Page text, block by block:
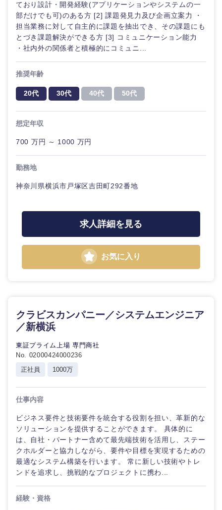
海外
ており設計・開発経験(アプリケーションやシステムの一
部だけでも可)のある方 [2] 課題発見力及び企画立案力 ・
担当業務に対して自主的に課題を抽出でき、その課題にも
とづき課題解決ができる方 [3] コミュニケーション能力
・社内外の関係者と積極的にコミュニ...
推奨年齢
20代 30代 40代 50代
想定年収
700 万円 ～ 1000 万円
勤務地
神奈川県横浜市戸塚区吉田町292番地
求人詳細を見る
お気に入り
クラビスカンパニー／システムエンジニア
／新横浜
東証プライム上場 専門商社
No. 02000424000236
正社員
1000万
仕事内容
ビジネス要件と技術要件を統合する役割を担い、革新的な
ソリューションを提供することができます。 具体的に
は、自社・パートナー含めて最先端技術を活用し、ステー
クホルダーと協力しながら、要件や目標を実現するための
最適なシステム構築を行います。 常に新しい技術やトレ
ンドを追求し、挑戦的なプロジェクトに携わ...
経験・資格